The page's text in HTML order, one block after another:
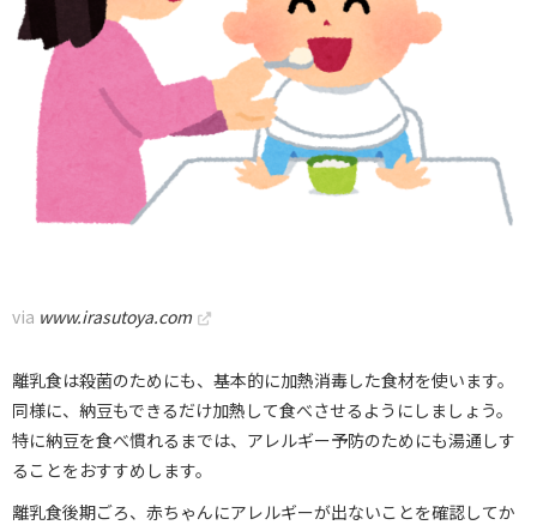
via www.irasutoya.com
離乳食は殺菌のためにも、基本的に加熱消毒した食材を使います。
同様に、納豆もできるだけ加熱して食べさせるようにしましょう。
特に納豆を食べ慣れるまでは、アレルギー予防のためにも湯通しす
ることをおすすめします。
離乳食後期ごろ、赤ちゃんにアレルギーが出ないことを確認してか